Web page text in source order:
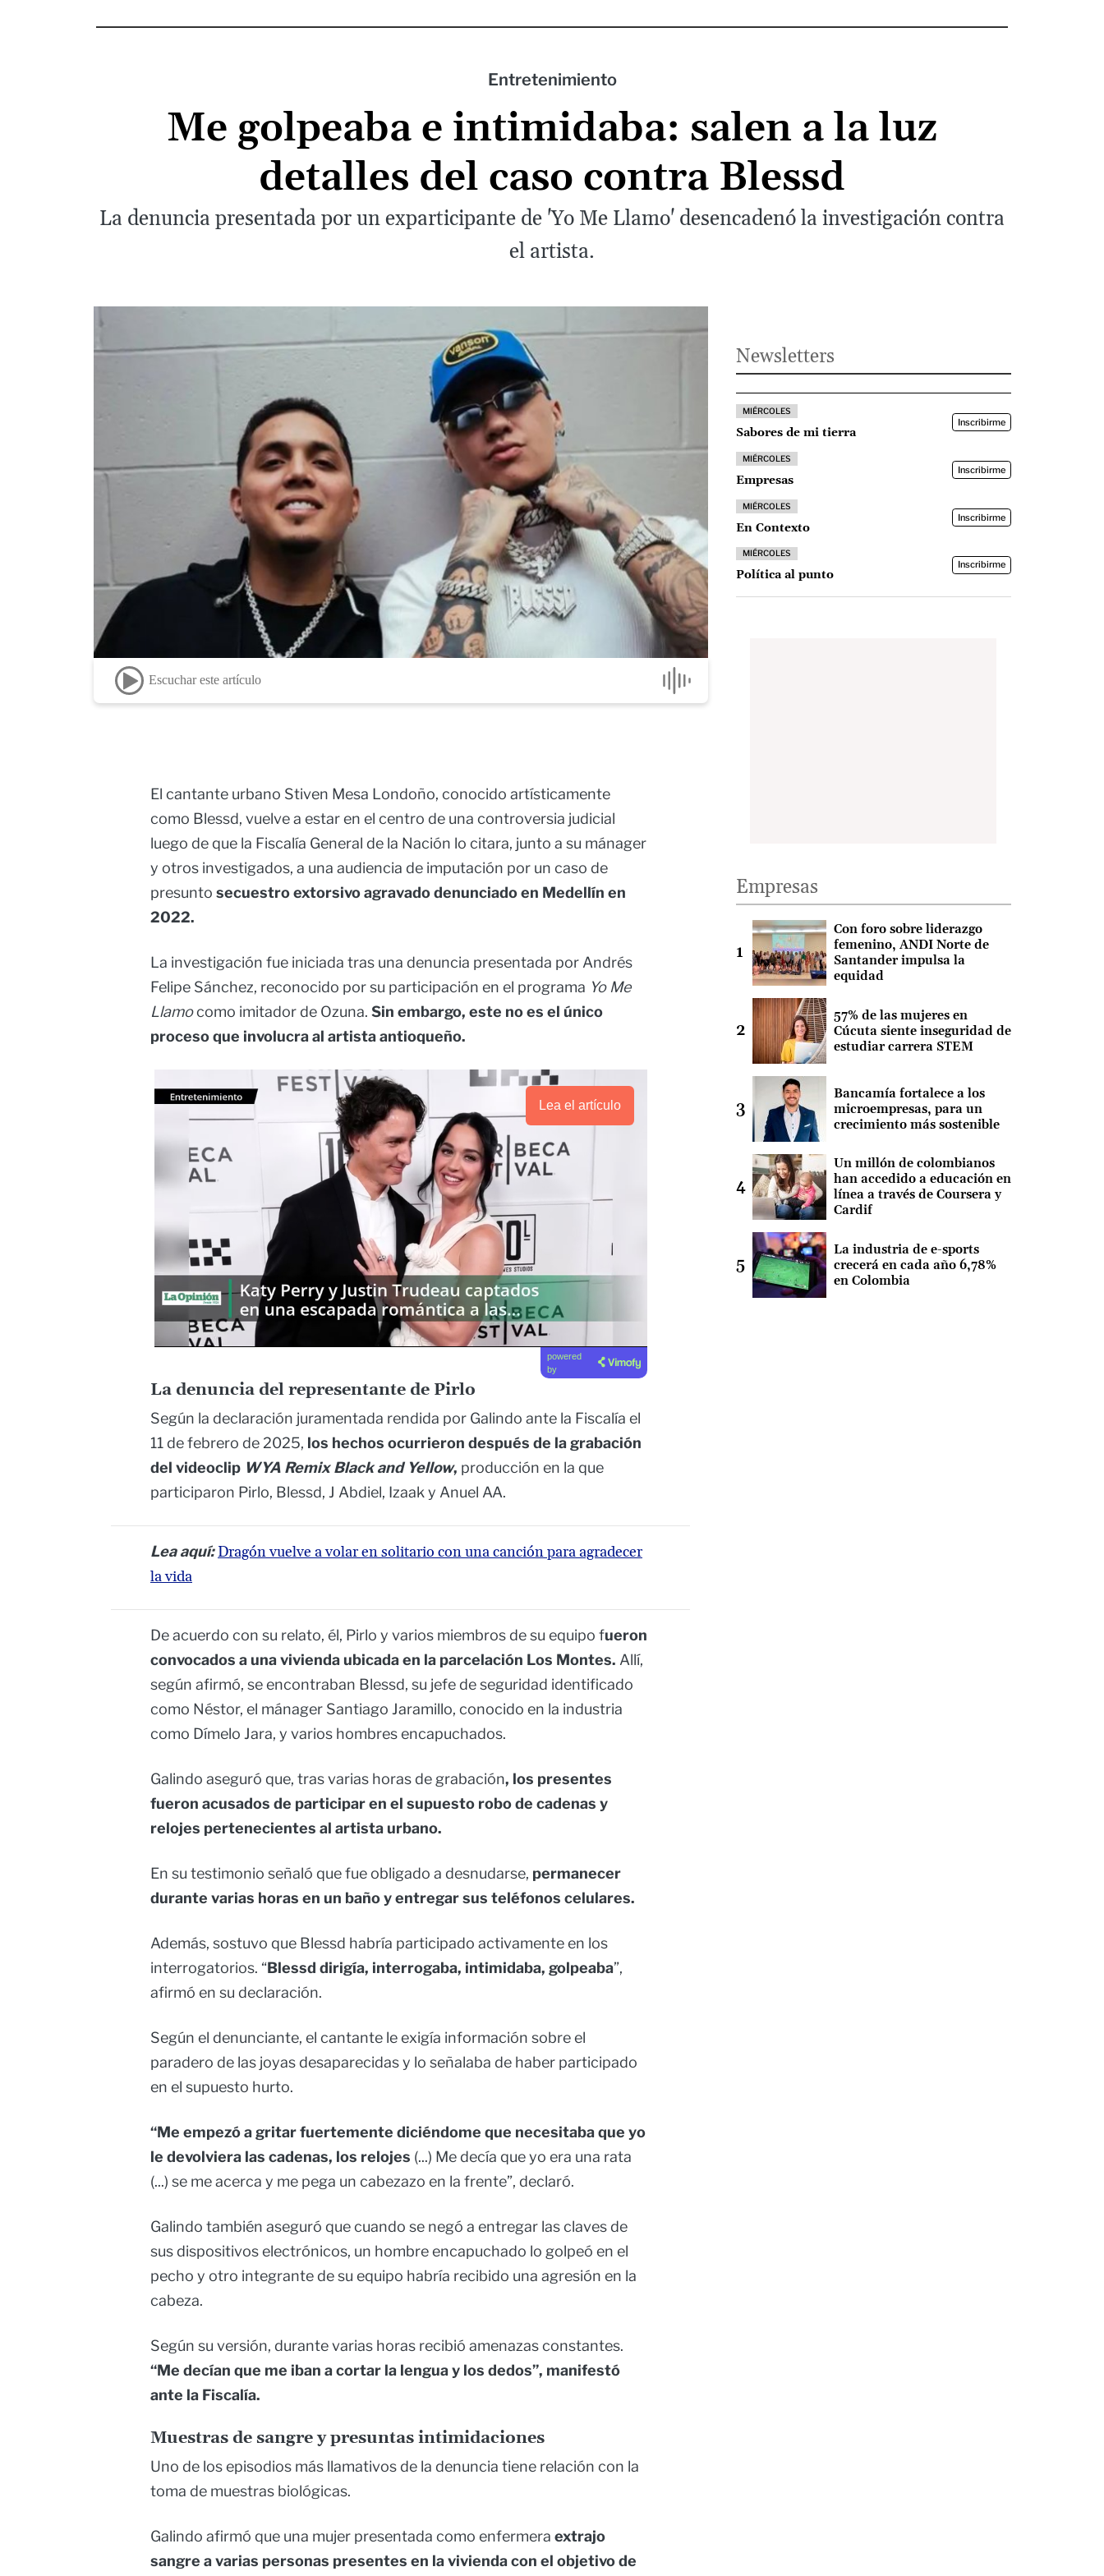
Entretenimiento
Me golpeaba e intimidaba: salen a la luz
detalles del caso contra Blessd
La denuncia presentada por un exparticipante de 'Yo Me Llamo' desencadenó la investigación contra
el artista.
Escuchar este artículo
El cantante urbano Stiven Mesa Londoño, conocido artísticamente
como Blessd, vuelve a estar en el centro de una controversia judicial
luego de que la Fiscalía General de la Nación lo citara, junto a su mánager
y otros investigados, a una audiencia de imputación por un caso de
presunto secuestro extorsivo agravado denunciado en Medellín en
2022.
La investigación fue iniciada tras una denuncia presentada por Andrés
Felipe Sánchez, reconocido por su participación en el programa Yo Me
Llamocomo imitador de Ozuna. Sin embargo, este no es el único
proceso que involucra al artista antioqueño.
Lea el artículo
powered
by
La denuncia del representante de Pirlo
Según la declaración juramentada rendida por Galindo ante la Fiscalía el
11 de febrero de 2025, los hechos ocurrieron después de la grabación
del videoclip WYA Remix Black and Yellow, producción en la que
participaron Pirlo, Blessd, J Abdiel, Izaak y Anuel AA.
Lea aquí:Dragón vuelve a volar en solitario con una canción para agradecer
la vida
De acuerdo con su relato, él, Pirlo y varios miembros de su equipo fueron
convocados a una vivienda ubicada en la parcelación Los Montes. Allí,
según afirmó, se encontraban Blessd, su jefe de seguridad identificado
como Néstor, el mánager Santiago Jaramillo, conocido en la industria
como Dímelo Jara, y varios hombres encapuchados.
Galindo aseguró que, tras varias horas de grabación, los presentes
fueron acusados de participar en el supuesto robo de cadenas y
relojes pertenecientes al artista urbano.
En su testimonio señaló que fue obligado a desnudarse, permanecer
durante varias horas en un baño y entregar sus teléfonos celulares.
Además, sostuvo que Blessd habría participado activamente en los
interrogatorios. “Blessd dirigía, interrogaba, intimidaba, golpeaba”,
afirmó en su declaración.
Según el denunciante, el cantante le exigía información sobre el
paradero de las joyas desaparecidas y lo señalaba de haber participado
en el supuesto hurto.
“Me empezó a gritar fuertemente diciéndome que necesitaba que yo
le devolviera las cadenas, los relojes (...) Me decía que yo era una rata
(...) se me acerca y me pega un cabezazo en la frente”, declaró.
Galindo también aseguró que cuando se negó a entregar las claves de
sus dispositivos electrónicos, un hombre encapuchado lo golpeó en el
pecho y otro integrante de su equipo habría recibido una agresión en la
cabeza.
Según su versión, durante varias horas recibió amenazas constantes.
“Me decían que me iban a cortar la lengua y los dedos”, manifestó
ante la Fiscalía.
Muestras de sangre y presuntas intimidaciones
Uno de los episodios más llamativos de la denuncia tiene relación con la
toma de muestras biológicas.
Galindo afirmó que una mujer presentada como enfermera extrajo
sangre a varias personas presentes en la vivienda con el objetivo de
Newsletters
MIÉRCOLES
Sabores de mi tierra
Inscribirme
MIÉRCOLES
Empresas
Inscribirme
MIÉRCOLES
En Contexto
Inscribirme
MIÉRCOLES
Política al punto
Inscribirme
Empresas
Con foro sobre liderazgo
femenino, ANDI Norte de
Santander impulsa la
equidad
57% de las mujeres en
Cúcuta siente inseguridad de
estudiar carrera STEM
Bancamía fortalece a los
microempresas, para un
crecimiento más sostenible
Un millón de colombianos
han accedido a educación en
línea a través de Coursera y
Cardif
La industria de e-sports
crecerá en cada año 6,78%
en Colombia